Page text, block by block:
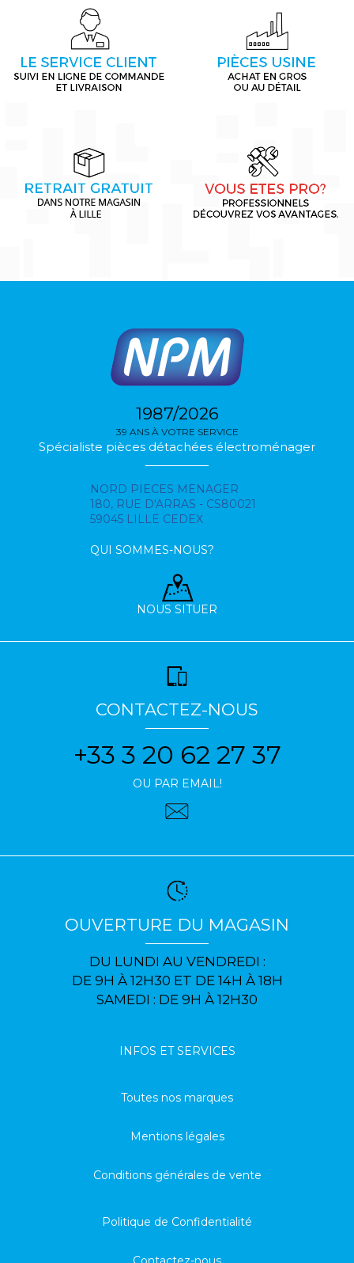
1987/2026
39 ANS À VOTRE SERVICE
Spécialiste pièces détachées électroménager
NORD PIECES MENAGER
180, RUE D'ARRAS - CS80021
59045 LILLE CEDEX
QUI SOMMES-NOUS?
NOUS SITUER
CONTACTEZ-NOUS
+33 3 20 62 27 37
OU PAR EMAIL!
OUVERTURE DU MAGASIN
DU LUNDI AU VENDREDI :
DE 9H À 12H30 ET DE 14H À 18H
SAMEDI : DE 9H À 12H30
INFOS ET SERVICES
Toutes nos marques
Mentions légales
Conditions générales de vente
Politique de Confidentialité